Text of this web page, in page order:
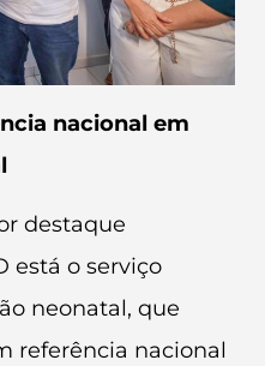
nacional em
destaque
está o serviço
neonatal, que
referência nacional